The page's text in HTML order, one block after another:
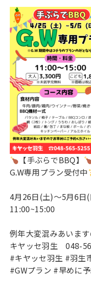
【手ぶらでBBQ】
G.W専用プラン受付中
4月26日(土)～5月6日
11:00~15:00
例年大変混みあいま
キヤッセ羽生 048-
#キヤッセ羽生 #羽生
#GWプラン #早めに